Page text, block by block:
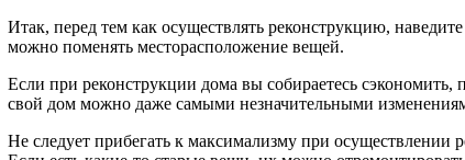
Итак, перед тем как осуществлять реконструкцию,
можно поменять месторасположение вещей.
Если при реконструкции дома вы собираетесь
свой дом можно даже самыми незначительными
Не следует прибегать к максимализму при